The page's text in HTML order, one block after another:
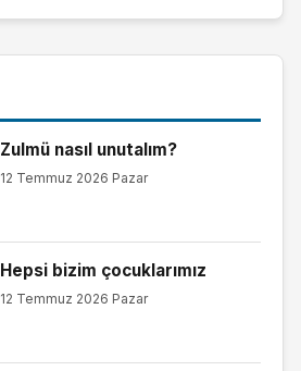
Zulmü nasıl unutalım?
12 Temmuz 2026 Pazar
Hepsi bizim çocuklarımız
12 Temmuz 2026 Pazar